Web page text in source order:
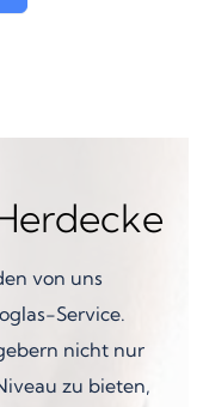
von uns
Service.
nicht nur
zu bieten,